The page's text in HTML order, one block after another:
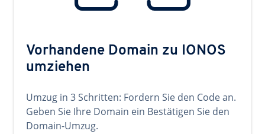
Vorhandene Domain zu IONOS
umziehen
Umzug in 3 Schritten: Fordern Sie den Code an.
Geben Sie Ihre Domain ein Bestätigen Sie den
Domain-Umzug.